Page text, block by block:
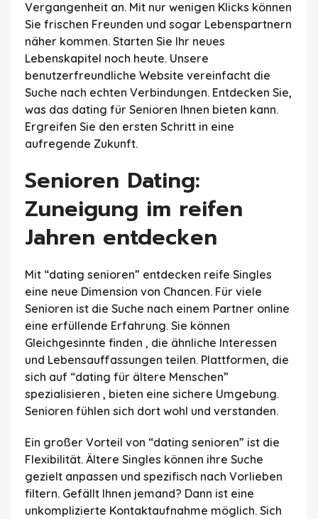
Vergangenheit an. Mit nur wenigen Klicks können
Sie frischen Freunden und sogar Lebenspartnern
näher kommen. Starten Sie Ihr neues
Lebenskapitel noch heute. Unsere
benutzerfreundliche Website vereinfacht die
Suche nach echten Verbindungen. Entdecken Sie,
was das dating für Senioren Ihnen bieten kann.
Ergreifen Sie den ersten Schritt in eine
aufregende Zukunft.
Senioren Dating:
Zuneigung im reifen
Jahren entdecken
Mit “dating senioren” entdecken reife Singles
eine neue Dimension von Chancen. Für viele
Senioren ist die Suche nach einem Partner online
eine erfüllende Erfahrung. Sie können
Gleichgesinnte finden , die ähnliche Interessen
und Lebensauffassungen teilen. Plattformen, die
sich auf “dating für ältere Menschen”
spezialisieren , bieten eine sichere Umgebung.
Senioren fühlen sich dort wohl und verstanden.
Ein großer Vorteil von “dating senioren” ist die
Flexibilität. Ältere Singles können ihre Suche
gezielt anpassen und spezifisch nach Vorlieben
filtern. Gefällt Ihnen jemand? Dann ist eine
unkomplizierte Kontaktaufnahme möglich. Sich